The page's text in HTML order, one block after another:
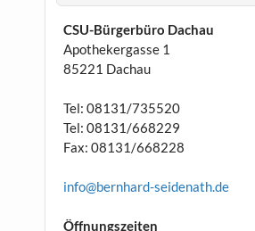
CSU-Bürgerbüro Dachau
Apothekergasse 1
85221 Dachau
Tel: 08131/735520
Tel: 08131/668229
Fax: 08131/668228
info@bernhard-seidenath.de
Öffnungszeiten